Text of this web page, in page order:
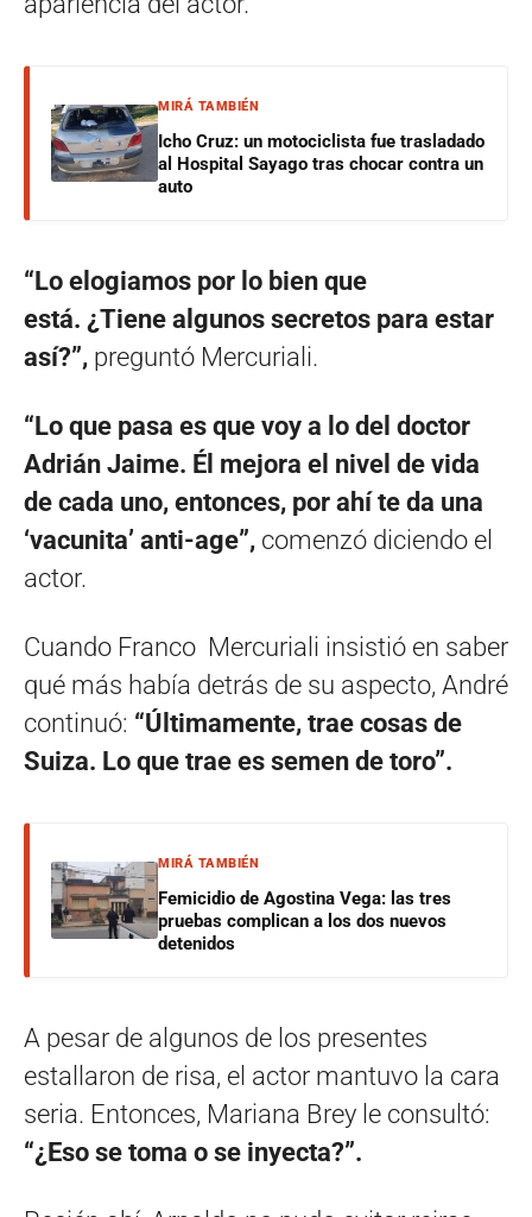
MIRÁ TAMBIÉN
Icho Cruz: un motociclista fue trasladado
al Hospital Sayago tras chocar contra un
auto
“Lo elogiamos por lo bien que
está. ¿Tiene algunos secretos para estar
así?”, preguntó Mercuriali.
“Lo que pasa es que voy a lo del doctor
Adrián Jaime. Él mejora el nivel de vida
de cada uno, entonces, por ahí te da una
‘vacunita’ anti-age”, comenzó diciendo el
actor.
Cuando Franco Mercuriali insistió en saber
qué más había detrás de su aspecto, André
continuó: “Últimamente, trae cosas de
Suiza. Lo que trae es semen de toro”.
MIRÁ TAMBIÉN
Femicidio de Agostina Vega: las tres
pruebas complican a los dos nuevos
detenidos
A pesar de algunos de los presentes
estallaron de risa, el actor mantuvo la cara
seria. Entonces, Mariana Brey le consultó:
“¿Eso se toma o se inyecta?”.